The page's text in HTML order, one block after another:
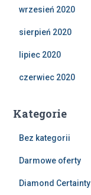
wrzesień 2020
sierpień 2020
lipiec 2020
czerwiec 2020
Kategorie
Bez kategorii
Darmowe oferty
Diamond Certainty